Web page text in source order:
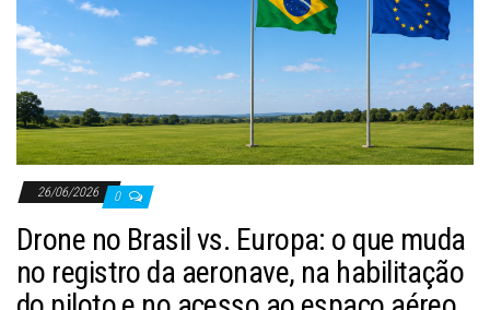
26/06/2026 0
Drone no Brasil vs. Europa: o que muda
no registro da aeronave, na habilitação